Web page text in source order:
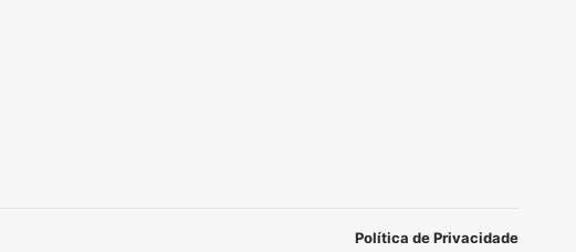
Política de Privacidade